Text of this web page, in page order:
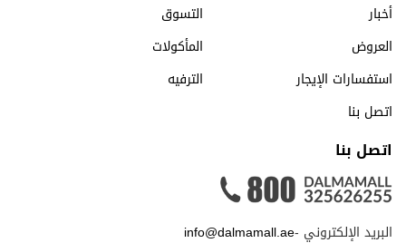
أخبار
التسوق
العروض
المأكولات
استفسارات الإيجار
الترفيه
اتصل بنا
اتصل بنا
البريد الإلكتروني -info@dalmamall.ae